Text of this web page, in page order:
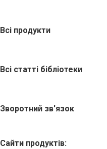
Всі продукти
Всі статті бібліотеки
Зворотний зв'язок
Сайти продуктів: